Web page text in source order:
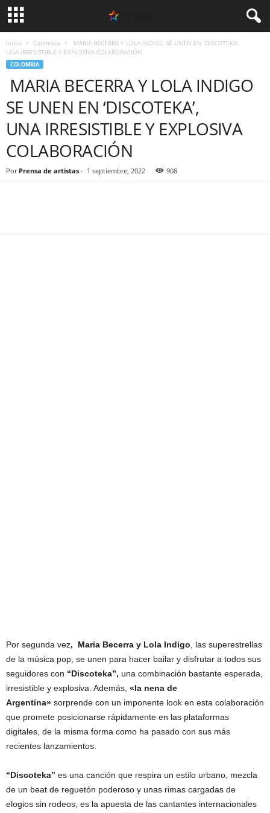
Inicio Colombia
MARIA BECERRA Y LOLA INDIGO SE UNEN EN ‘DISCOTEKA’,
UNA IRRESISTIBLE Y EXPLOSIVA COLABORACIÓN
COLOMBIA
MARIA BECERRA Y LOLA INDIGO
SE UNEN EN ‘DISCOTEKA’,
UNA IRRESISTIBLE Y EXPLOSIVA
COLABORACIÓN
Por Prensa de artistas - 1 septiembre, 2022 908
Por segunda vez, Maria Becerra y Lola Indigo , las superestrellas
de la música pop, se unen para hacer bailar y disfrutar a todos sus
seguidores con “Discoteka”, una combinación bastante esperada,
irresistible y explosiva. Además, «la nena de
Argentina» sorprende con un imponente look en esta colaboración
que promete posicionarse rápidamente en las plataformas
digitales, de la misma forma como ha pasado con sus más
recientes lanzamientos.
“Discoteka” es una canción que respira un estilo urbano, mezcla
de un beat de reguetón poderoso y unas rimas cargadas de
elogios sin rodeos, es la apuesta de las cantantes internacionales